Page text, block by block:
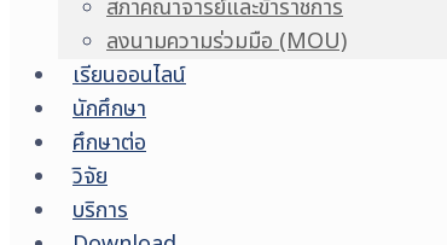
สภาคณาจารย์และข้าราชการ
ลงนามความร่วมมือ (MOU)
เรียนออนไลน์
นักศึกษา
ศึกษาต่อ
วิจัย
บริการ